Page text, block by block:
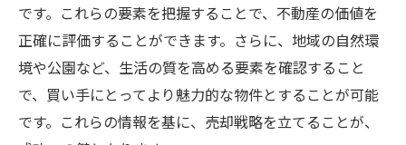
です。これらの要素を把握することで、不動産の価値を
正確に評価することができます。さらに、地域の自然環
境や公園など、生活の質を高める要素を確認すること
で、買い手にとってより魅力的な物件とすることが可能
です。これらの情報を基に、売却戦略を立てることが、